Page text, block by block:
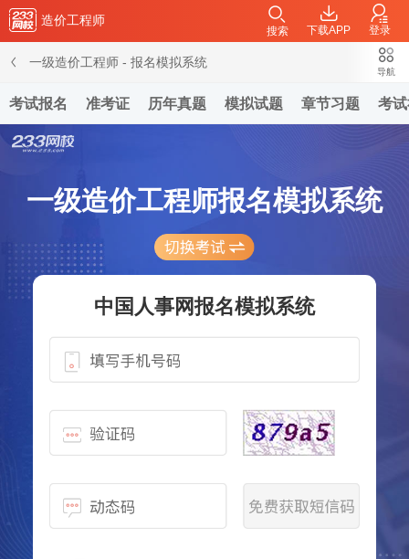
造价工程师
下载APP 登录
搜索
一级造价工程师 - 报名模拟系统
考试报名 准考证 历年真题 模拟试题 章节习题 考
导航
一级造价工程师报名模拟系统
中国人事网报名模拟系统